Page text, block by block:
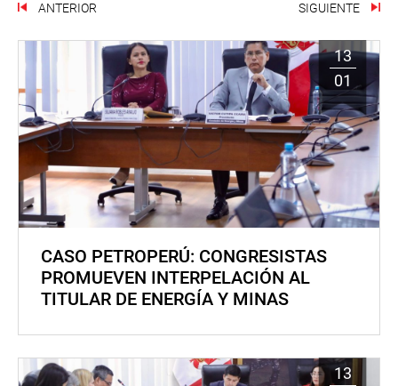
ANTERIOR SIGUIENTE
13
01
CASO PETROPERÚ: CONGRESISTAS
PROMUEVEN INTERPELACIÓN AL
TITULAR DE ENERGÍA Y MINAS
13